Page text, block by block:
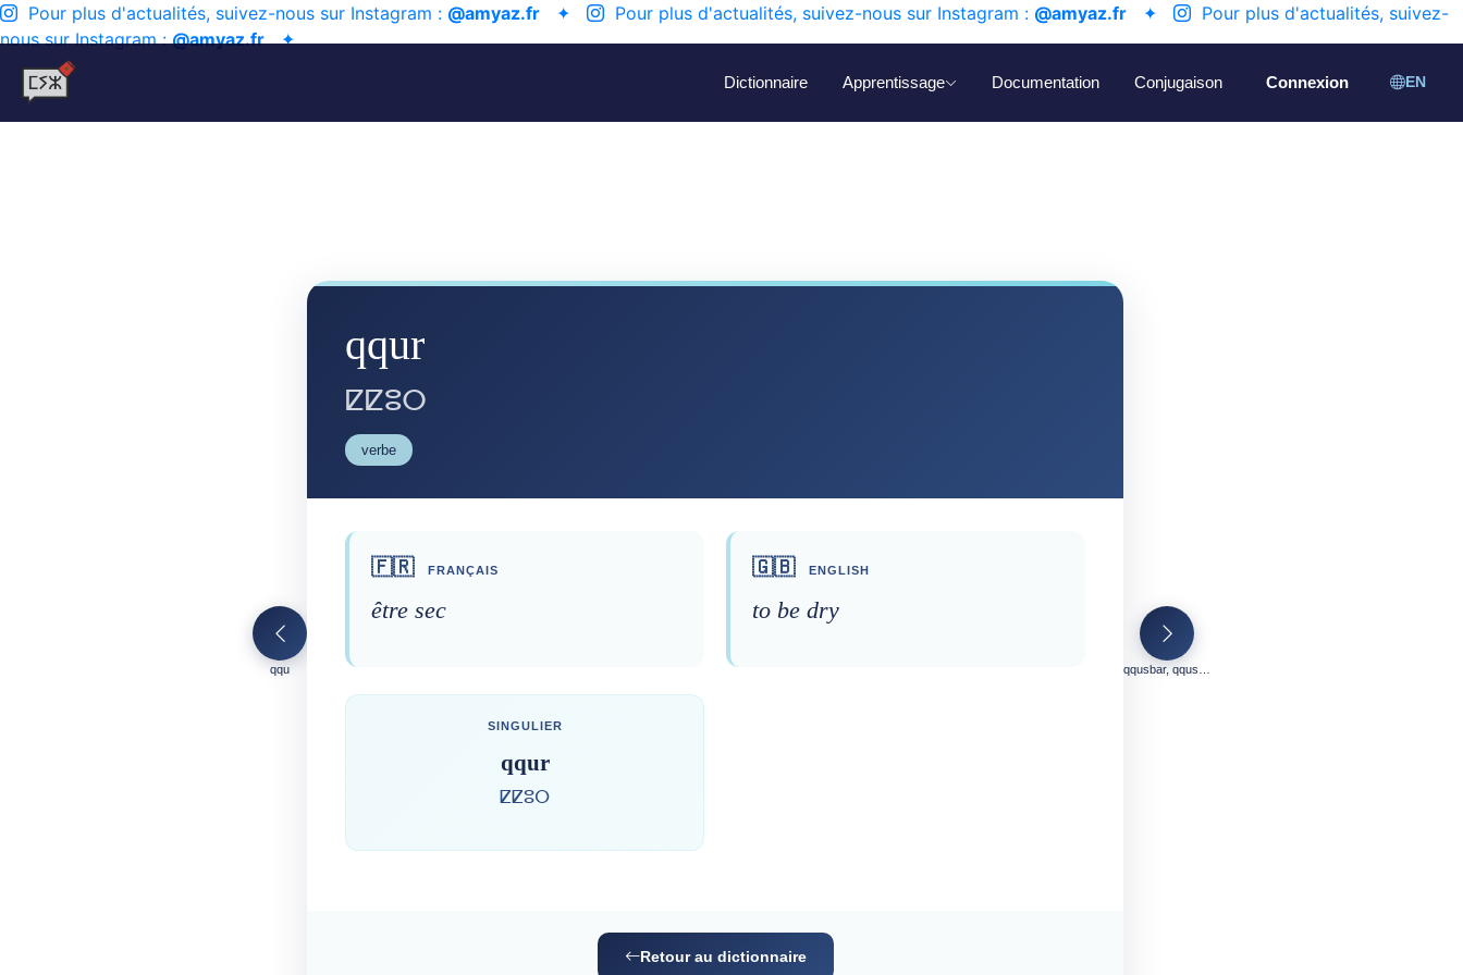
Pour plus d'actualités, suivez-nous sur Instagram : @amyaz.fr ✦ Pour plus d'actualités, suivez-nous sur Instagram : @amyaz.fr ✦
Pour plus d'actualités, suivez-
nous sur Instagram :@amyaz.fr✦
Dictionnaire Apprentissage Documentation Conjugaison Connexion EN
qqu
qqur
ⵇⵇⵓⵔ
verbe
🇫🇷 FRANÇAIS
être sec
🇬🇧 ENGLISH
to be dry
SINGULIER
qqur
ⵇⵇⵓⵔ
Retour au dictionnaire